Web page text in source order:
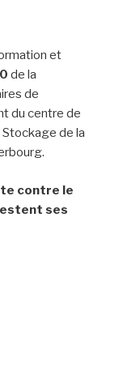
et
de la
de
du centre de
de la
contre le
ses